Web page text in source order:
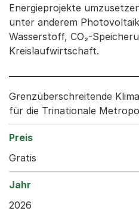
Energieprojekte
unter anderem
Wasserstoff, CO₂-
Kreislaufwirtschaft.
Grenzüberschreitende
für die Trinationale
Gratis
2026